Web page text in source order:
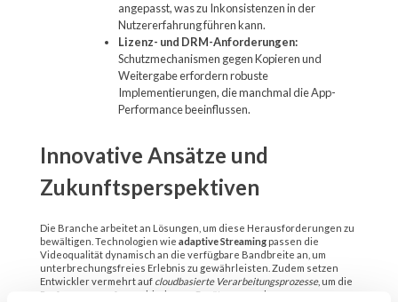
angepasst, was zu Inkonsistenzen in der
Nutzererfahrung führen kann.
Lizenz- und DRM-Anforderungen:
Schutzmechanismen gegen Kopieren und
Weitergabe erfordern robuste
Implementierungen, die manchmal die App-
Performance beeinflussen.
Innovative Ansätze und
Zukunftsperspektiven
Die Branche arbeitet an Lösungen, um diese Herausforderungen zu
bewältigen. Technologien wie adaptive Streamingpassen die
Videoqualität dynamisch an die verfügbare Bandbreite an, um
unterbrechungsfreies Erlebnis zu gewährleisten. Zudem setzen
Entwickler vermehrt auf cloudbasierte Verarbeitungsprozesse, um die
Performance auf verschiedenen Geräten zu verbessern.